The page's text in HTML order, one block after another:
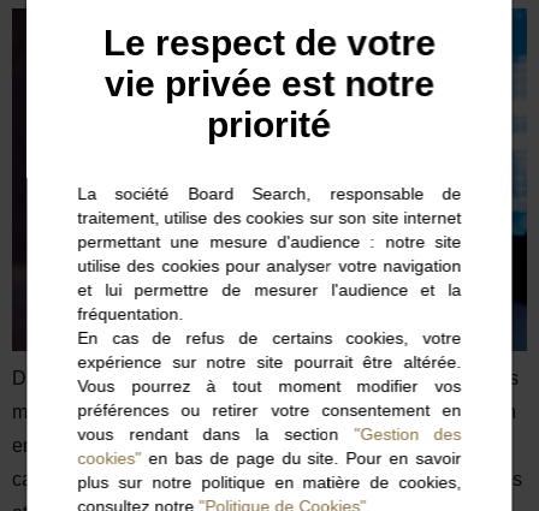
Dans un marché du travail concurrentiel, le recrutement des
meilleurs talents est un défi majeur pour les entreprises. On
en vient ainsi à parler de « postes en tension » … Les
candidats qualifiés sont moins nombreux que les demandes
Le respect de votre
vie privée est notre
priorité
La société Board Search, responsable de
traitement, utilise des cookies sur son site internet
permettant une mesure d'audience : notre site
utilise des cookies pour analyser votre navigation
et lui permettre de mesurer l'audience et la
fréquentation.
En cas de refus de certains cookies, votre
expérience sur notre site pourrait être altérée.
Vous pourrez à tout moment modifier vos
préférences ou retirer votre consentement en
vous rendant dans la section "Gestion des
cookies"en bas de page du site. Pour en savoir
plus sur notre politique en matière de cookies,
consultez notre"Politique de Cookies".